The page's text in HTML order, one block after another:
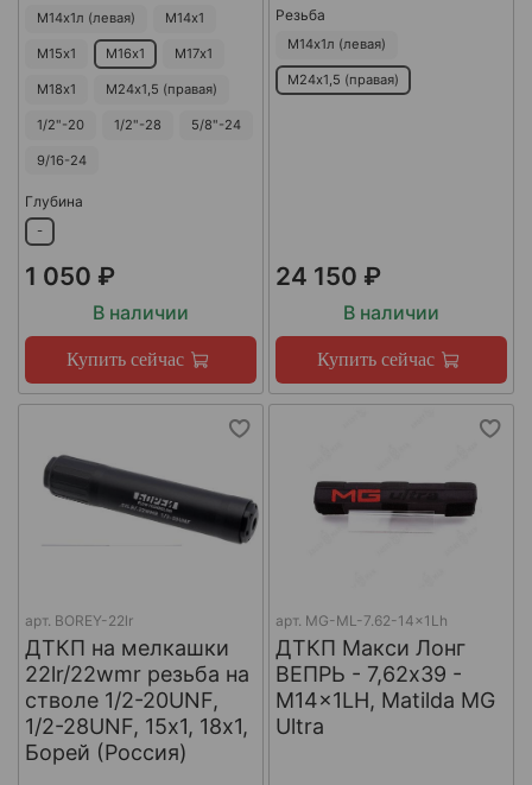
М14х1л (левая) М14х1
М15х1 М16х1 М17х1
М18х1 М24х1,5 (правая)
1/2"-20 1/2"-28 5/8"-24
9/16-24
Глубина
-
1 050 ₽
В наличии
Купить сейчас
Резьба
М14х1л (левая)
М24х1,5 (правая)
24 150 ₽
В наличии
Купить сейчас
арт. BOREY-22lr
ДТКП на мелкашки
22lr/22wmr резьба на
стволе 1/2-20UNF,
1/2-28UNF, 15х1, 18х1,
Борей (Россия)
арт. MG-ML-7.62-14x1Lh
ДТКП Макси Лонг
ВЕПРЬ - 7,62x39 -
M14x1LH, Matilda MG
Ultra